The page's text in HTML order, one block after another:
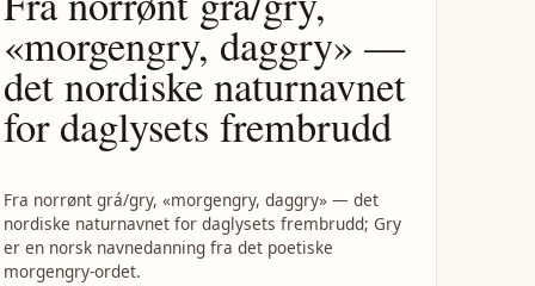
«morgengry, daggry» —
det nordiske naturnavnet
for daglysets frembrudd
Fra norrønt grá/gry, «morgengry, daggry» — det
nordiske naturnavnet for daglysets frembrudd; Gry
er en norsk navnedanning fra det poetiske
morgengry-ordet.